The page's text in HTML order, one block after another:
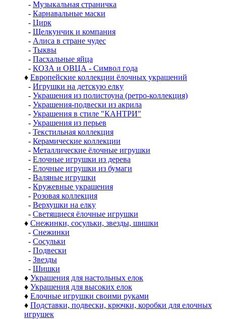
- Музыкальная страничка
- Карнавальные маски
- Цирк
- Щелкунчик и компания
- Алиса в стране чудес
- Тыквы
- Пасхальные яйца
- КОЗА и ОВЦА - Символ года
♦ Европейские коллекции ёлочных украшений
- Игрушки на детскую елку
- Украшения из полистоуна (ретро-коллекция)
- Украшения-подвески из акрила
- Украшения в стиле "КАНТРИ"
- Украшения из перьев
- Текстильная коллекция
- Керамические коллекции
- Металлические ёлочные игрушки
- Елочные игрушки из дерева
- Елочные игрушки из бумаги
- Валяные игрушки
- Кружевные украшения
- Розовая коллекция
- Верхушки на елку
- Светящиеся ёлочные игрушки
♦ Снежинки, сосульки, звезды, шишки
- Снежинки
- Сосульки
- Подвески
- Звезды
- Шишки
♦ Украшения для настольных елок
♦ Украшения для высоких елок
♦ Елочные игрушки своими руками
♦ Подставки, подвески, крючки, коробки для елочных
игрушек